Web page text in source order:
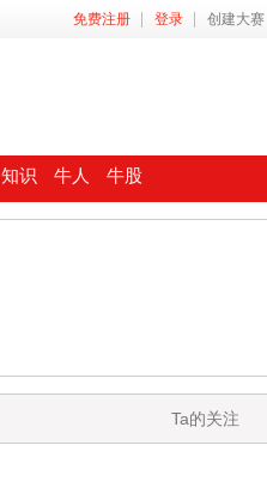
免费注册 登录 创建大赛
知识 牛人 牛股
Ta的关注